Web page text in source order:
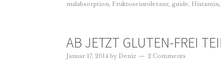
malabsorption, Fruktoseintoleranz, guide, Histamin,
AB JETZT GLUTEN-FREI
Januar 17, 2014 by Deniz 2 Comments